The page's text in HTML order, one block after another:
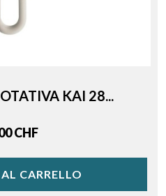
KAI 28...
CHF
CARRELLO